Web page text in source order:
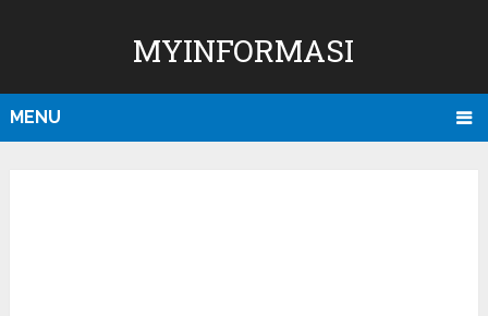
MYINFORMASI
MENU